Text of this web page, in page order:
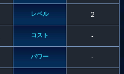
レベル 2
コスト -
パワー -